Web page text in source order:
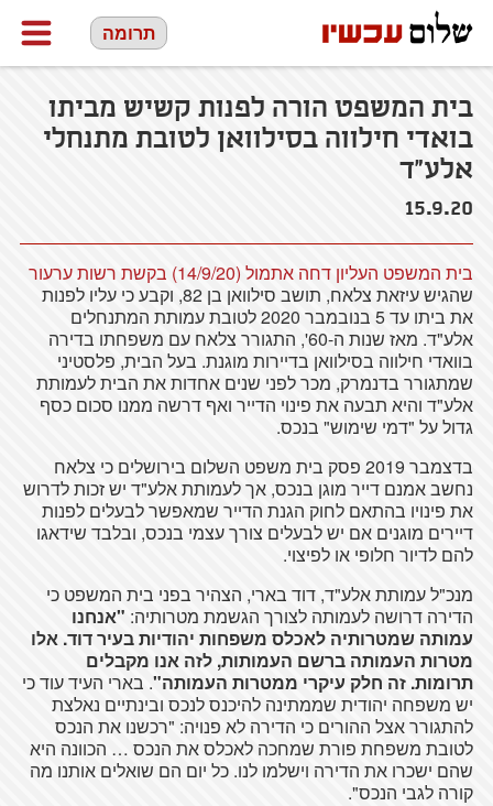
תרומה
בית המשפט הורה לפנות קשיש מביתו
בואדי חילווה בסילוואן לטובת מתנחלי
אלע"ד
15.9.20
בית המשפט העליון דחה אתמול (14/9/20) בקשת רשות ערעור
שהגיש עיזאת צלאח, תושב סילוואן בן 82, וקבע כי עליו לפנות
את ביתו עד 5 בנובמבר 2020 לטובת עמותת המתנחלים
אלע"ד. מאז שנות ה-60', התגורר צלאח עם משפחתו בדירה
בוואדי חילווה בסילוואן בדיירות מוגנת. בעל הבית, פלסטיני
שמתגורר בדנמרק, מכר לפני שנים אחדות את הבית לעמותת
אלע"ד והיא תבעה את פינוי הדייר ואף דרשה ממנו סכום כסף
גדול על "דמי שימוש" בנכס.
בדצמבר 2019 פסק בית משפט השלום בירושלים כי צלאח
נחשב אמנם דייר מוגן בנכס, אך לעמותת אלע"ד יש זכות לדרוש
את פינויו בהתאם לחוק הגנת הדייר שמאפשר לבעלים לפנות
דיירים מוגנים אם יש לבעלים צורך עצמי בנכס, ובלבד שידאגו
להם לדיור חלופי או לפיצוי.
מנכ"ל עמותת אלע"ד, דוד בארי, הצהיר בפני בית המשפט כי
הדירה דרושה לעמותה לצורך הגשמת מטרותיה: "אנחנו
עמותה שמטרותיה לאכלס משפחות יהודיות בעיר דוד. אלו
מטרות העמותה ברשם העמותות, לזה אנו מקבלים
תרומות. זה חלק עיקרי ממטרות העמותה". בארי העיד עוד כי
יש משפחה יהודית שממתינה להיכנס לנכס ובינתיים נאלצת
להתגורר אצל ההורים כי הדירה לא פנויה: "רכשנו את הנכס
לטובת משפחת פורת שמחכה לאכלס את הנכס … הכוונה היא
שהם ישכרו את הדירה וישלמו לנו. כל יום הם שואלים אותנו מה
קורה לגבי הנכס".